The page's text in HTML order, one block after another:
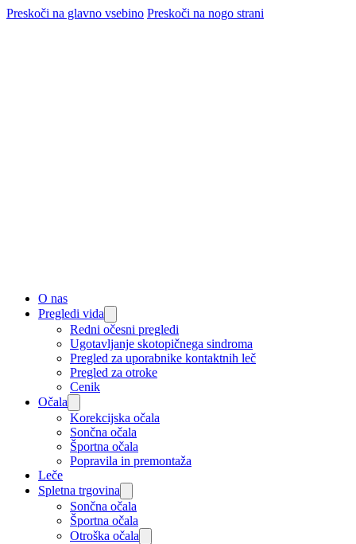
Preskoči na glavno vsebino Preskoči na nogo strani
O nas
Pregledi vida
Redni očesni pregledi
Ugotavljanje skotopičnega sindroma
Pregled za uporabnike kontaktnih leč
Pregled za otroke
Cenik
Očala
Korekcijska očala
Sončna očala
Športna očala
Popravila in premontaža
Leče
Spletna trgovina
Sončna očala
Športna očala
Otroška očala